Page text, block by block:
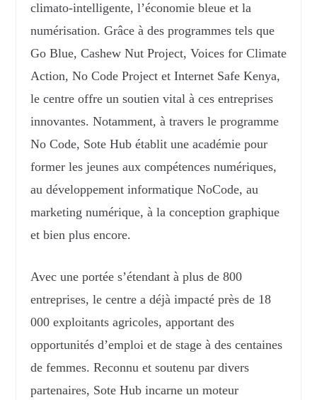
climato-intelligente, l’économie bleue et la
numérisation. Grâce à des programmes tels que
Go Blue, Cashew Nut Project, Voices for Climate
Action, No Code Project et Internet Safe Kenya,
le centre offre un soutien vital à ces entreprises
innovantes. Notamment, à travers le programme
No Code, Sote Hub établit une académie pour
former les jeunes aux compétences numériques,
au développement informatique NoCode, au
marketing numérique, à la conception graphique
et bien plus encore.
Avec une portée s’étendant à plus de 800
entreprises, le centre a déjà impacté près de 18
000 exploitants agricoles, apportant des
opportunités d’emploi et de stage à des centaines
de femmes. Reconnu et soutenu par divers
partenaires, Sote Hub incarne un moteur